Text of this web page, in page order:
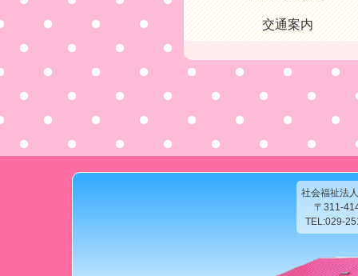
交通案内
社会福祉法
〒311-
TEL:029-